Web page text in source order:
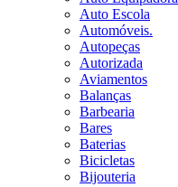
Auto Escola
Automóveis.
Autopeças
Autorizada
Aviamentos
Balanças
Barbearia
Bares
Baterias
Bicicletas
Bijouteria